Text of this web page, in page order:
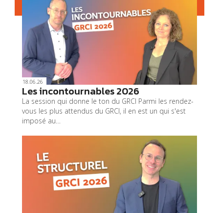
18.06.26
Les incontournables 2026
La session qui donne le ton du GRCI Parmi les rendez-
vous les plus attendus du GRCI, il en est un qui s'est
imposé au…